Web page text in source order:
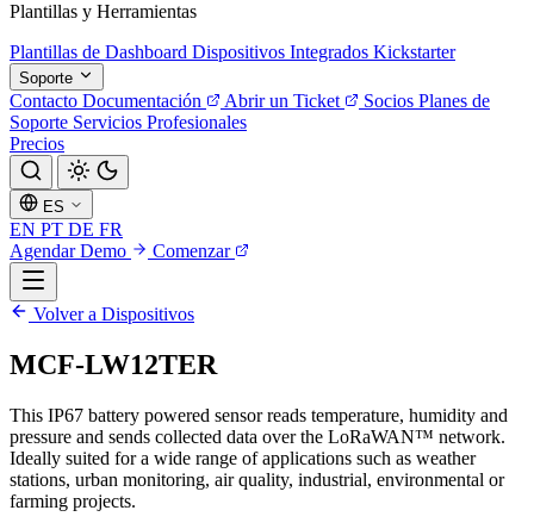
Plantillas y Herramientas
Plantillas de Dashboard Dispositivos Integrados Kickstarter
Soporte
Contacto Documentación Abrir un Ticket Socios Planes de
Soporte Servicios Profesionales
Precios
ES
EN PT DE FR
Agendar Demo
Comenzar
Volver a Dispositivos
MCF-LW12TER
This IP67 battery powered sensor reads temperature, humidity and
pressure and sends collected data over the LoRaWAN™ network.
Ideally suited for a wide range of applications such as weather
stations, urban monitoring, air quality, industrial, environmental or
farming projects.